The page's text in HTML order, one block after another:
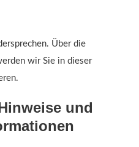
Über die
wir Sie in dieser
und